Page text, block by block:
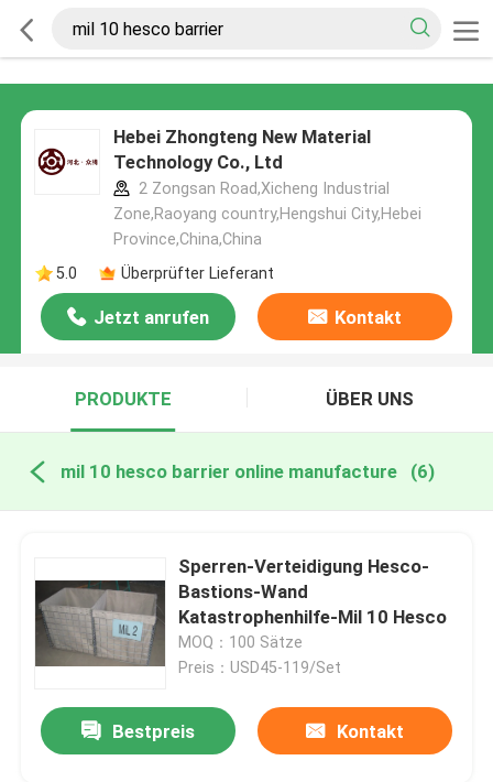
Hebei Zhongteng New Material
Technology Co., Ltd
2 Zongsan Road,Xicheng Industrial
Zone,Raoyang country,Hengshui City,Hebei
Province,China,China
5.0
Überprüfter Lieferant
Jetzt anrufen Kontakt
PRODUKTE ÜBER UNS
mil 10 hesco barrier online manufacture (6)
Sperren-Verteidigung Hesco-
Bastions-Wand
Katastrophenhilfe-Mil 10 Hesco
MOQ：100 Sätze
Preis：USD45-119/Set
Bestpreis Kontakt